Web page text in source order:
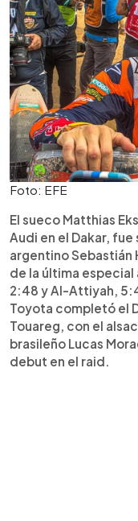
Foto: EFE
El sueco Matthias
Audi en el Dakar,
argentino Sebastián
de la última especial
2:48 y Al-Attiyah,
Toyota completó el
Touareg, con el
brasileño Lucas
debut en el raid.